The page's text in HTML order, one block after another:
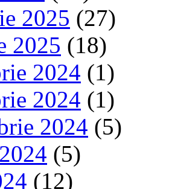
2025 (27)
2025 (18)
2024 (1)
2024 (1)
2024 (5)
(5)
(12)